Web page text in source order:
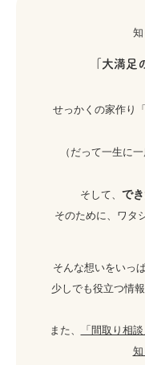
知
「大満足
せっかくの家作り
（だって一生に
そして、 で
そのために、ワタ
そんな想いをいっ
少しでも役立つ情
また、
「間取り相